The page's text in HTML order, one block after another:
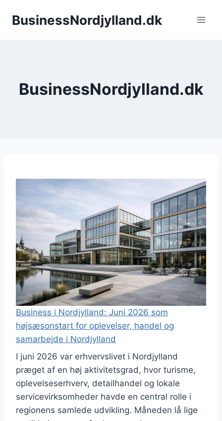
BusinessNordjylland.dk
BusinessNordjylland.dk
Business i Nordjylland: Juni 2026 som
højsæsonstart for oplevelser, handel og
samarbejde i Nordjylland
I juni 2026 var erhvervslivet i Nordjylland
præget af en høj aktivitetsgrad, hvor turisme,
oplevelseserhverv, detailhandel og lokale
servicevirksomheder havde en central rolle i
regionens samlede udvikling. Måneden lå lige